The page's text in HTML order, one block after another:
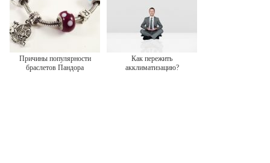
Причины популярности
браслетов Пандора
Как пережить
акклиматизацию?